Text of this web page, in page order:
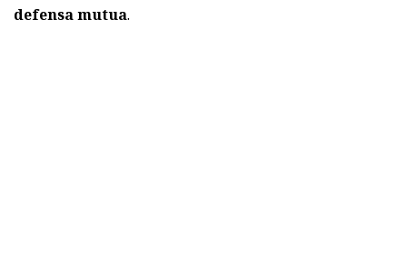
defensa mutua.